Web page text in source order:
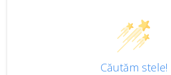
Căutăm stele!